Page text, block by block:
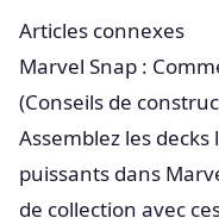
Articles connexes
Marvel Snap :
(Conseils de
Assemblez les
puissants dans
de collection avec